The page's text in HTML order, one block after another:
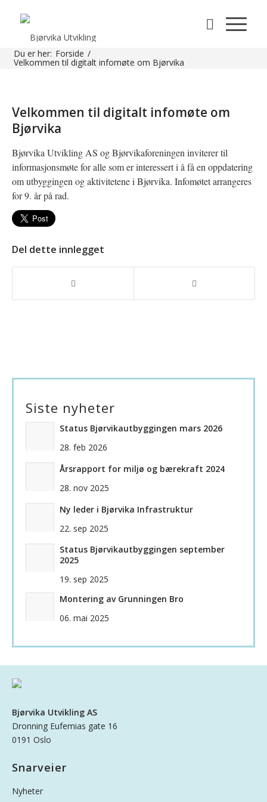
Du er her: Forside /
Velkommen til digitalt infomøte om Bjørvika
Velkommen til digitalt infomøte om
Bjørvika
Bjørvika Utvikling AS og Bjørvikaforeningen inviterer til
informasjonsmøte for alle som er interessert i å få en oppdatering
om utbyggingen og aktivitetene i Bjørvika. Infomøtet arrangeres
for 9. år på rad.
Del dette innlegget
Siste nyheter
Status Bjørvikautbyggingen mars 2026
28. feb 2026
Årsrapport for miljø og bærekraft 2024
28. nov 2025
Ny leder i Bjørvika Infrastruktur
22. sep 2025
Status Bjørvikautbyggingen september
2025
19. sep 2025
Montering av Grunningen Bro
06. mai 2025
Bjørvika Utvikling AS
Dronning Eufemias gate 16
0191 Oslo
Snarveier
Nyheter